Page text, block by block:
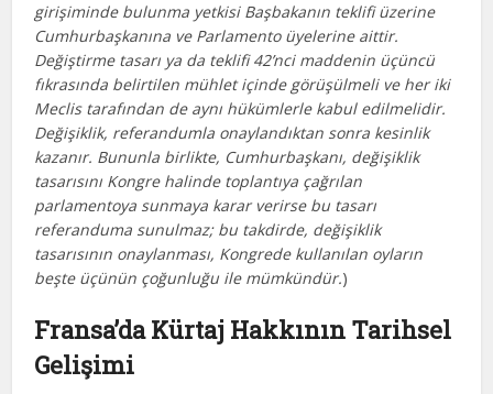
girişiminde bulunma yetkisi Başbakanın teklifi üzerine
Cumhurbaşkanına ve Parlamento üyelerine aittir.
Değiştirme tasarı ya da teklifi 42’nci maddenin üçüncü
fıkrasında belirtilen mühlet içinde görüşülmeli ve her iki
Meclis tarafından de aynı hükümlerle kabul edilmelidir.
Değişiklik, referandumla onaylandıktan sonra kesinlik
kazanır. Bununla birlikte, Cumhurbaşkanı, değişiklik
tasarısını Kongre halinde toplantıya çağrılan
parlamentoya sunmaya karar verirse bu tasarı
referanduma sunulmaz; bu takdirde, değişiklik
tasarısının onaylanması, Kongrede kullanılan oyların
beşte üçünün çoğunluğu ile mümkündür.)
Fransa’da Kürtaj Hakkının Tarihsel
Gelişimi